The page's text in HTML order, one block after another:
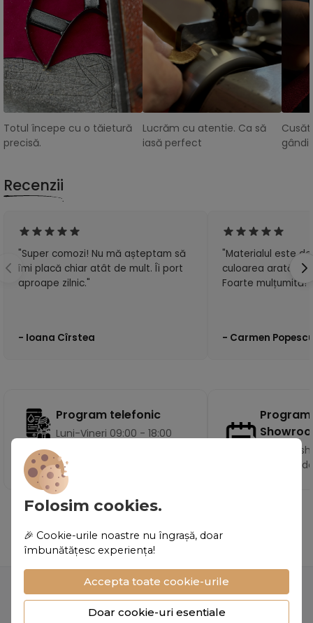
Folosim cookies.
🎉 Cookie-urile noastre nu îngrașă, doar
îmbunătățesc experiența!
Accepta toate cookie-urile
Doar cookie-uri esentiale
Totul începe cu o tăietură
precisă.
Lucrăm cu atentie. Ca să
iasă perfect
Recenzii
"Super comozi! Nu mă așteptam să
îmi placă chiar atât de mult. Îi port
aproape zilnic."
- Ioana Cîrstea
"Materialul este
culoarea arată
Foarte mulțumită!"
- Carmen
Program telefonic
Luni-Vineri 09:00 - 18:00
Vizita la
pe baza